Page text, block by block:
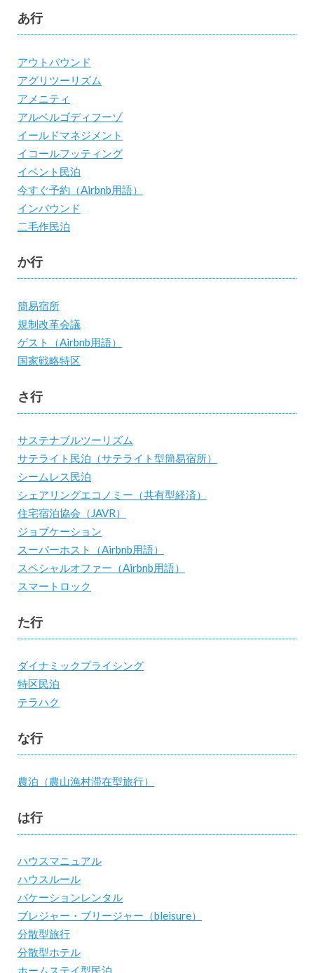
あ行
アウトバウンド
アグリツーリズム
アメニティ
アルベルゴディフーゾ
イールドマネジメント
イコールフッティング
イベント民泊
今すぐ予約（Airbnb用語）
インバウンド
二毛作民泊
か行
簡易宿所
規制改革会議
ゲスト（Airbnb用語）
国家戦略特区
さ行
サステナブルツーリズム
サテライト民泊（サテライト型簡易宿所）
シームレス民泊
シェアリングエコノミー（共有型経済）
住宅宿泊協会（JAVR）
ジョブケーション
スーパーホスト（Airbnb用語）
スペシャルオファー（Airbnb用語）
スマートロック
た行
ダイナミックプライシング
特区民泊
テラハク
な行
農泊（農山漁村滞在型旅行）
は行
ハウスマニュアル
ハウスルール
バケーションレンタル
ブレジャー・ブリージャー（bleisure）
分散型旅行
分散型ホテル
ホームステイ型民泊